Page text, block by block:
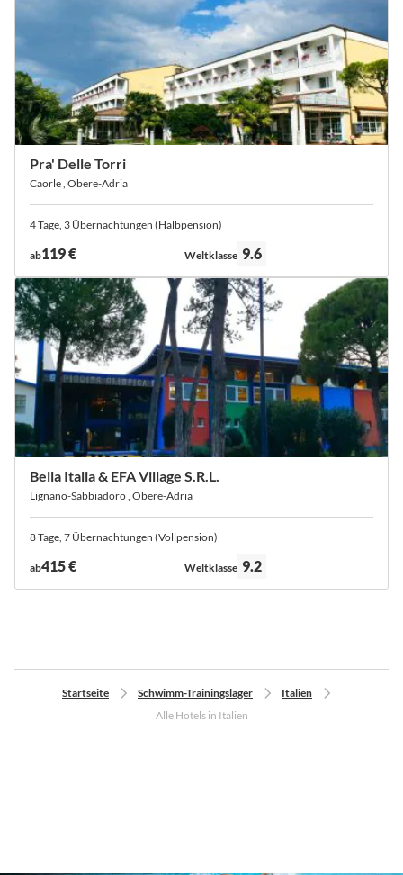
Pra' Delle Torri
Caorle , Obere-Adria
4 Tage, 3 Übernachtungen (Halbpension)
ab119 € Bewertung:
Weltklasse 9.6
Bella Italia & EFA Village S.R.L.
Lignano-Sabbiadoro , Obere-Adria
8 Tage, 7 Übernachtungen (Vollpension)
ab415 € Bewertung:
Weltklasse 9.2
Startseite Schwimm-Trainingslager
Italien
Alle Hotels in Italien